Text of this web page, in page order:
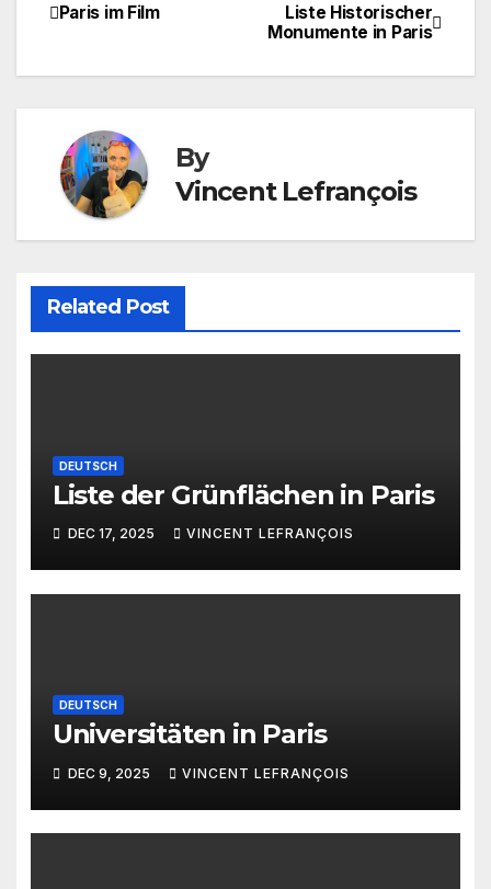
Post
navigation
Liste Historischer
Monumente in Paris
Paris im Film
By
Vincent Lefrançois
Related Post
DEUTSCH
Liste der Grünflächen in Paris
DEC 17, 2025 VINCENT LEFRANÇOIS
DEUTSCH
Universitäten in Paris
DEC 9, 2025 VINCENT LEFRANÇOIS